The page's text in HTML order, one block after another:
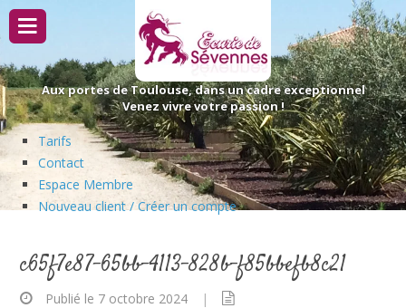
Passer
contenu
Aux portes de Toulouse, dans un cadre exceptionnel
Venez vivre votre passion !
Tarifs
Contact
Espace Membre
Nouveau client / Créer un compte
c65f7e87-65bb-4113-828b-f85bbefb8c21
Publié le 7 octobre 2024 |